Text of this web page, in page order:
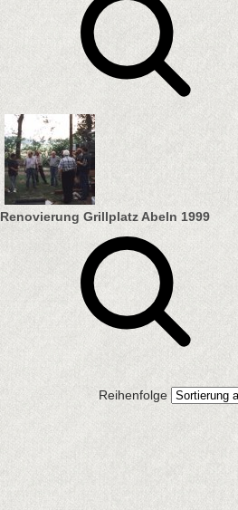
Renovierung Grillplatz Abeln 1999
Reihenfolge